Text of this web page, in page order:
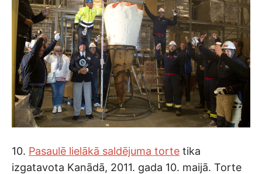
10. Pasaulē lielākā saldējuma torte tika
izgatavota Kanādā, 2011. gada 10. maijā. Torte